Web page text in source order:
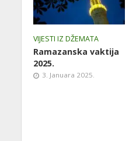
VIJESTI IZ DŽEMATA
Ramazanska vaktija
2025.
3. Januara 2025.